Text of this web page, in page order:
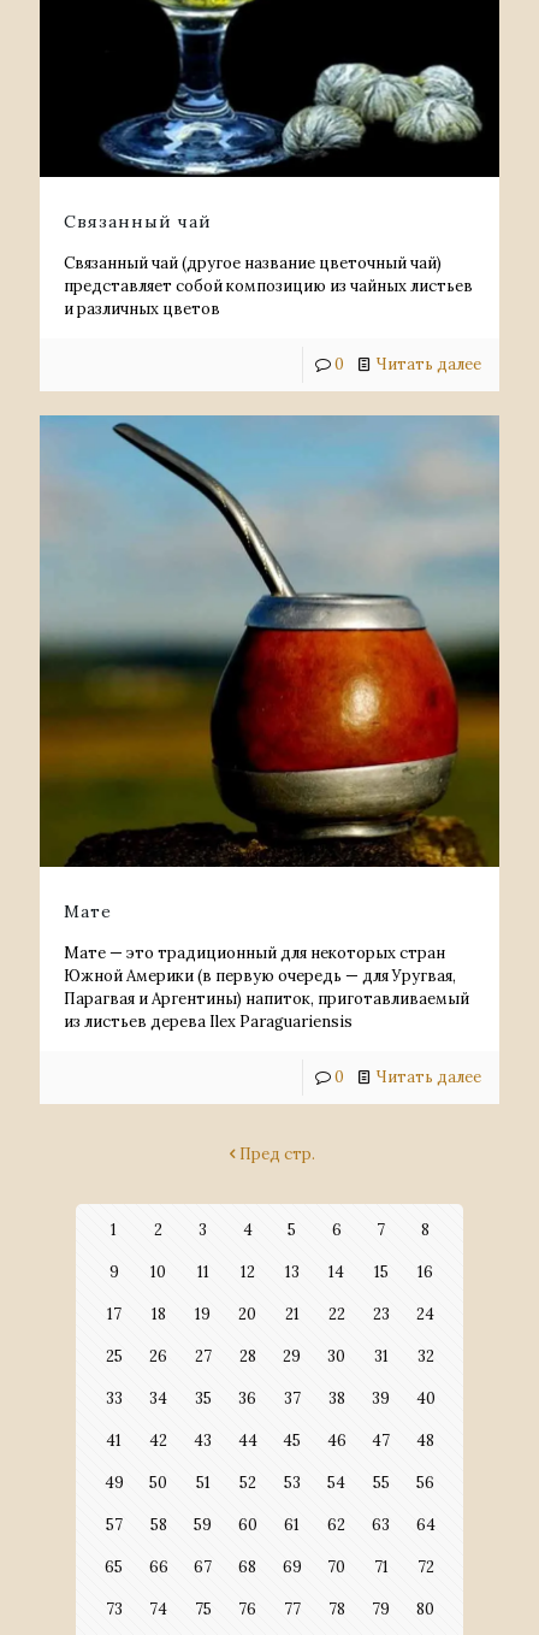
Связанный чай
Связанный чай (другое название цветочный чай)
представляет собой композицию из чайных листьев
и различных цветов
0 Читать далее
Мате
Мате — это традиционный для некоторых стран
Южной Америки (в первую очередь — для Уругвая,
Парагвая и Аргентины) напиток, приготавливаемый
из листьев дерева Ilex Paraguariensis
0 Читать далее
Пред стр.
1 2 3 4 5 6 7 8
9 10 11 12 13 14 15 16
17 18 19 20 21 22 23 24
25 26 27 28 29 30 31 32
33 34 35 36 37 38 39 40
41 42 43 44 45 46 47 48
49 50 51 52 53 54 55 56
57 58 59 60 61 62 63 64
65 66 67 68 69 70 71 72
73 74 75 76 77 78 79 80